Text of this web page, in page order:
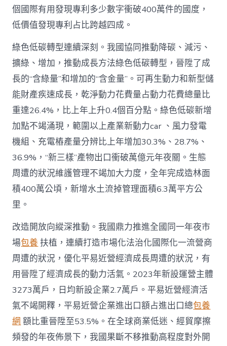
個國際有用發現專利多少數字衝破400萬件的國度，
低價值發現專利占比跨越四成。
綠色低碳轉型連續深刻。我國協同推動降碳、減污、
擴綠、增加，推動成長方法綠色低碳轉型，晉陞了成
長的“含綠量”和增加的“含金量”。可再生動力和新型儲
能財產疾速成長，乾淨動力花費量占動力花費總量比
重達26.4%，比上年上升0.4個百分點。綠色低碳新增
加點不竭涌現，範圍以上產業新動力car 、風力發電
機組、充電樁產量分辨比上年增加30.3%、28.7%、
36.9%，“新三樣”產物出口衝破萬億元年夜關。生態
周遭的狀況維護管理不竭加大力度，全年完成造林面
積400萬公頃，新增水土流掉管理面積6.3萬平方公
里。
改造開放向縱深推動。我國鼎力推進全國同一年夜市
場包養 扶植，連續打造市場化法治化國際化一流營商
周遭的狀況，優化平易近營經濟成長周遭的狀況，有
用晉陞了經濟成長的動力活氣。2023年新設運營主體
3273萬戶，日均新設企業2.7萬戶。平易近營經濟活
氣不竭開釋，平易近營企業進出口額占進出口總包養
網 額比重晉陞至53.5%。在全球商業低迷、經貿摩擦
頻發的年夜佈景下，我國果斷不移推動高程度對外開